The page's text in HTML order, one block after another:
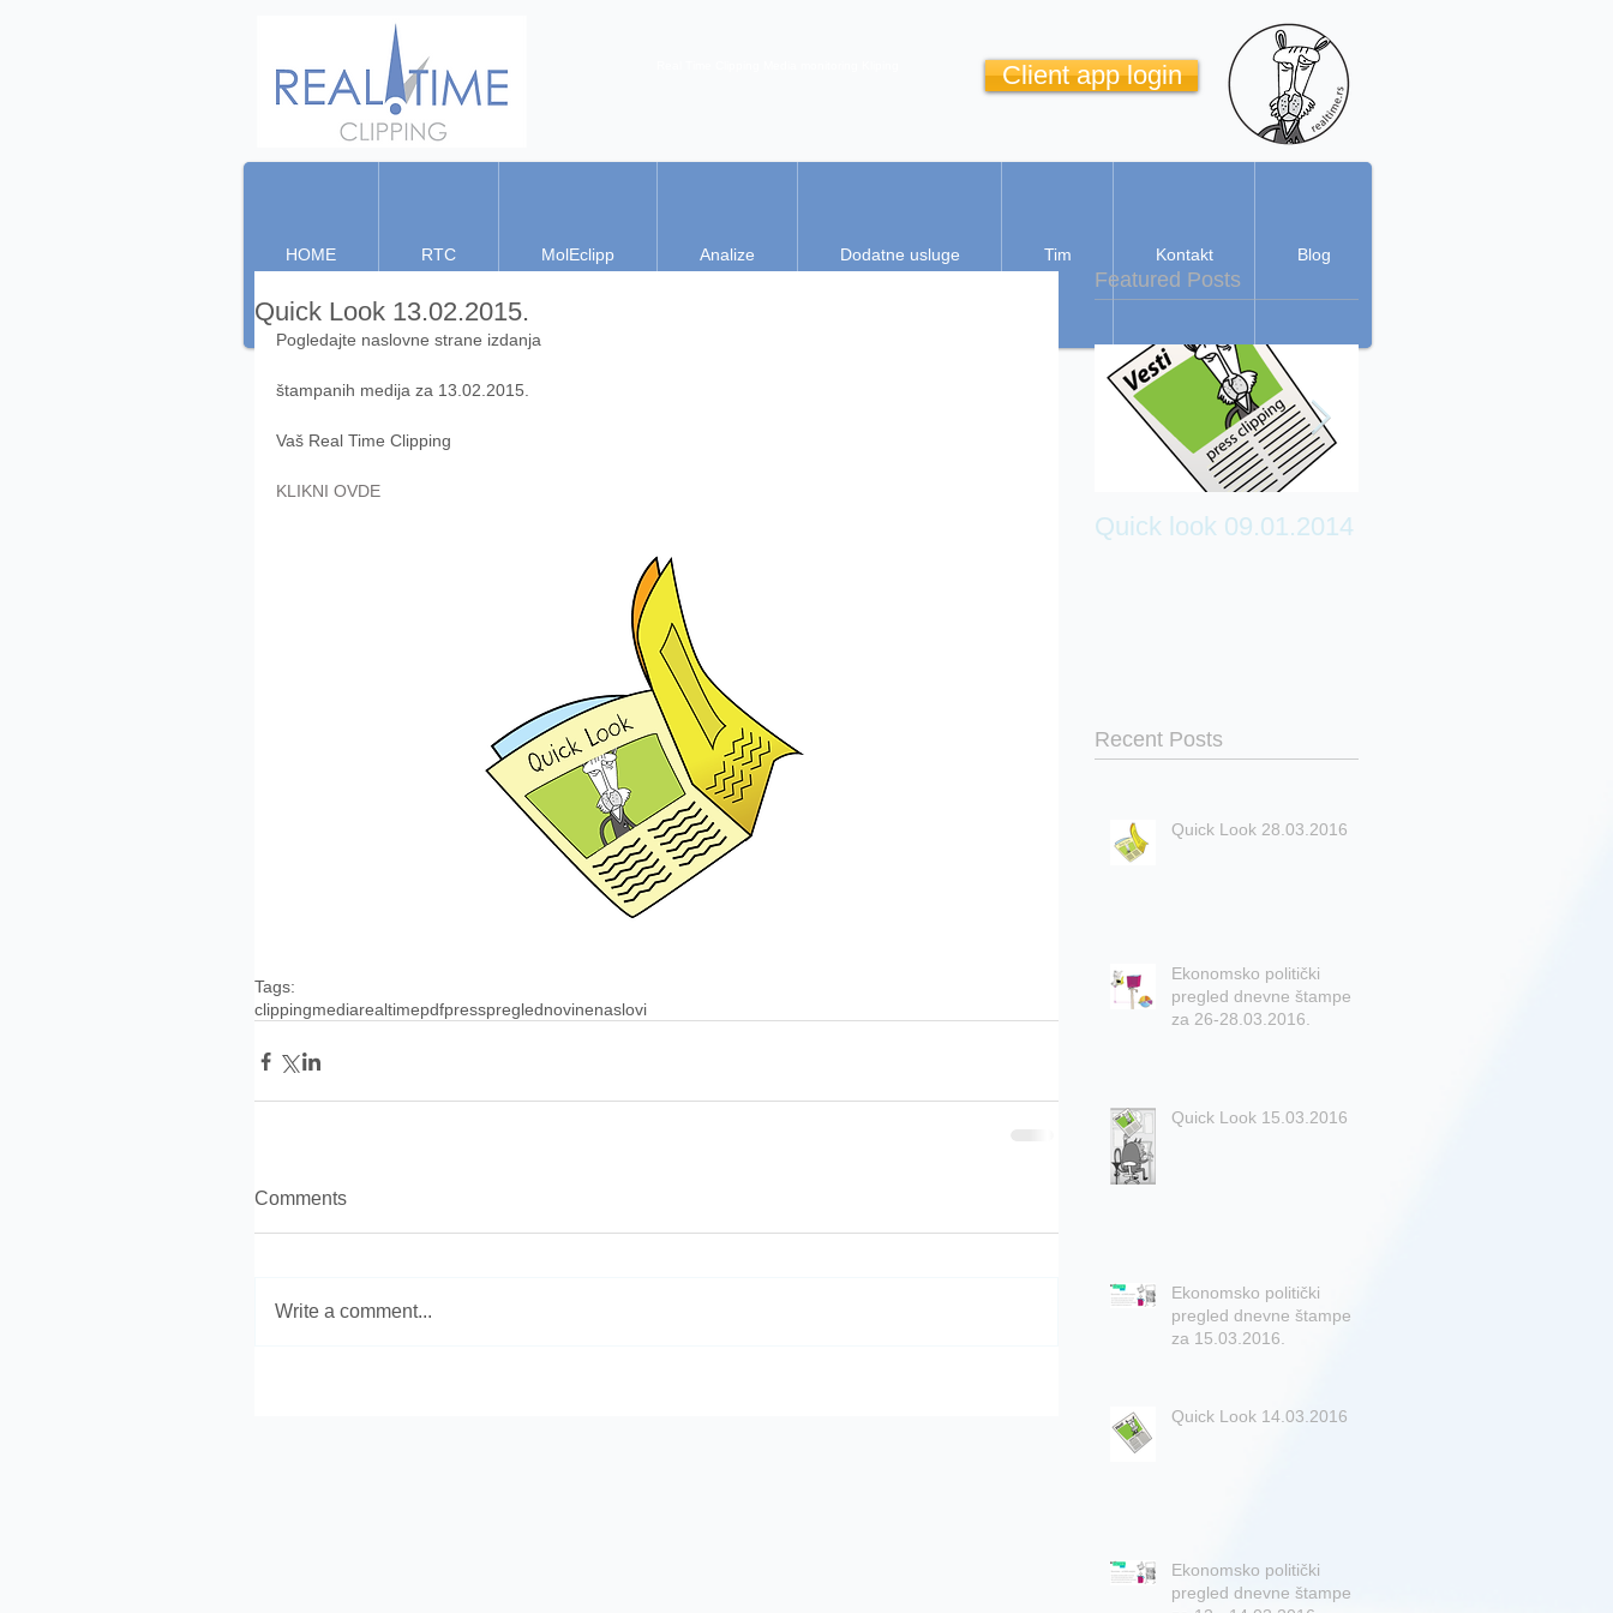
Client app login
HOME RTC MolEclipp Analize Dodatne usluge Tim Kontakt Blog
Quick Look 13.02.2015.
Pogledajte naslovne strane izdanja
štampanih medija za 13.02.2015.
Vaš Real Time Clipping
KLIKNI OVDE
Tags:
clippingmediarealtimepdfpresspreglednovinenaslovi
Comments
Write a comment...
Featured Posts
Quick look 09.01.2014
Recent Posts
Quick Look 28.03.2016
Ekonomsko politički
pregled dnevne štampe
za 26-28.03.2016.
Quick Look 15.03.2016
Ekonomsko politički
pregled dnevne štampe
za 15.03.2016.
Quick Look 14.03.2016
Ekonomsko politički
pregled dnevne štampe